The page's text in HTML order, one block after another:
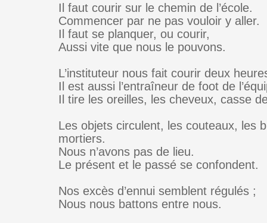
Il faut courir sur le chemin de l’école.
Commencer par ne pas vouloir y aller.
Il faut se planquer, ou courir,
Aussi vite que nous le pouvons.
L’instituteur nous fait courir deux
Il est aussi l’entraîneur de foot de
Il tire les oreilles, les cheveux, casse
Les objets circulent, les couteaux, les
mortiers.
Nous n’avons pas de lieu.
Le présent et le passé se confondent.
Nos excès d’ennui semblent régulés ;
Nous nous battons entre nous.